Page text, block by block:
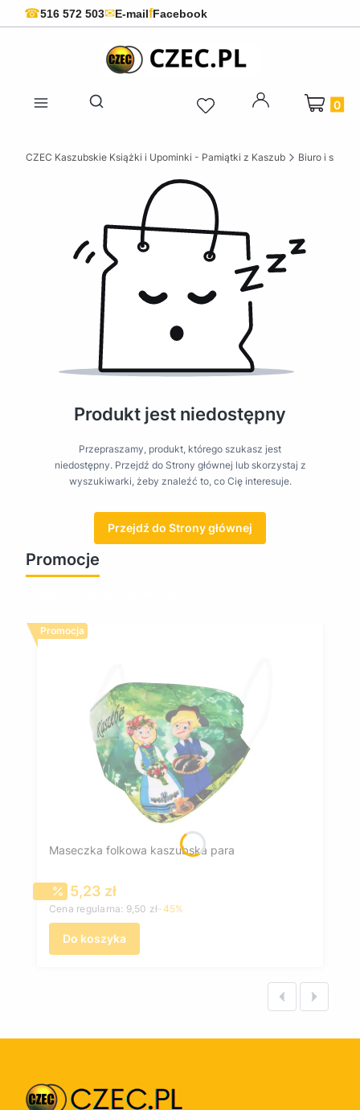
☎516 572 503✉E-mailfFacebook
Otwórz wyszukiwarkę
Produkty
CZEC Kaszubskie Książki i Upominki - Pamiątki z Kaszub Biuro i
Produkt jest niedostępny
Przepraszamy, produkt, którego szukasz jest
niedostępny. Przejdź do Strony głównej lub skorzystaj z
wyszukiwarki, żeby znaleźć to, co Cię interesuje.
Przejdź do Strony głównej
Promocje
Promocja
Maseczka folkowa kaszubska para
Cena promocyjna
5,23 zł
Cena regularna: 9,50 zł-45%
Do koszyka